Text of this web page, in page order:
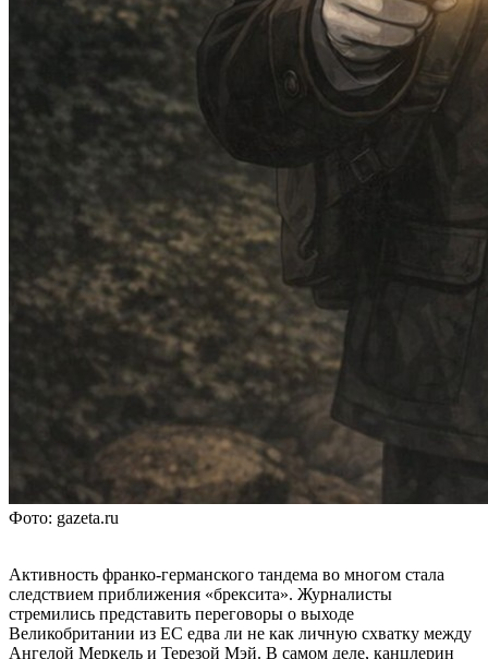
Фото: gazeta.ru
Активность франко-германского тандема во многом стала
следствием приближения «брексита». Журналисты
стремились представить переговоры о выходе
Великобритании из ЕС едва ли не как личную схватку между
Ангелой Меркель и Терезой Мэй. В самом деле, канцлерин